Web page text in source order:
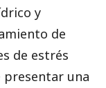
y
de
de estrés
presentar una